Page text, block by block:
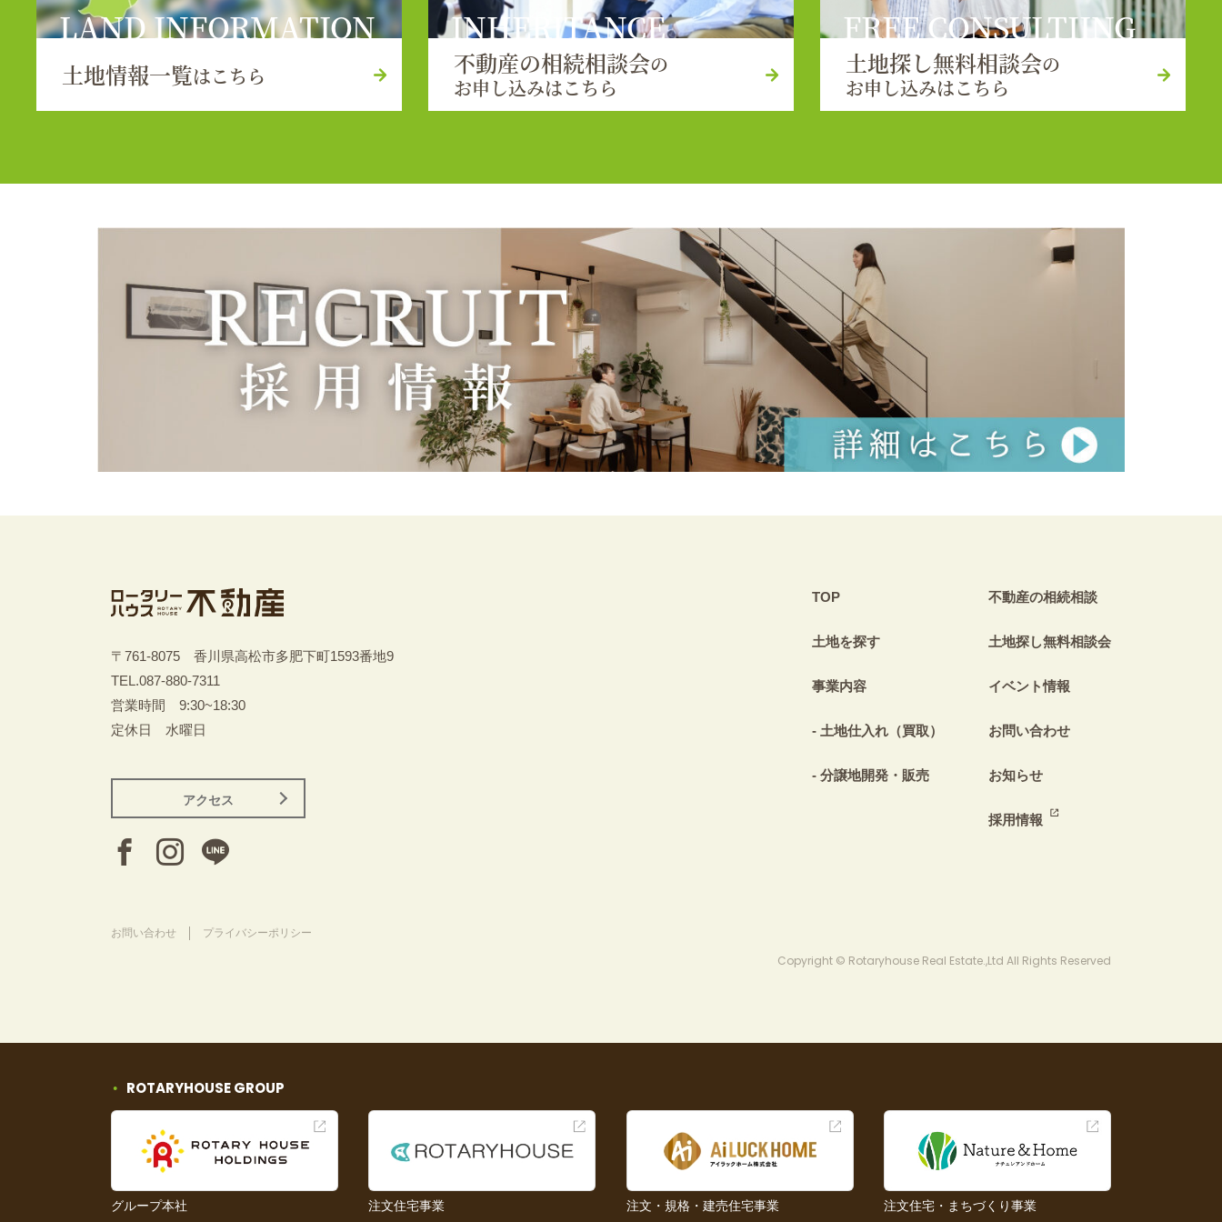
LAND INFORMATION
土地情報一覧はこちら
INHERITANCE
不動産の相続相談会の
お申し込みはこちら
FREE CONSULTIING
土地探し無料相談会の
お申し込みはこちら
TOP
土地を探す
事業内容
土地仕入れ（買取）
分譲地開発・販売
不動産の相続相談
土地探し無料相談会
イベント情報
お問い合わせ
お知らせ
採用情報
〒761-8075 香川県高松市多肥下町1593番地9
TEL.087-880-7311
営業時間 9:30~18:30
定休日 水曜日
アクセス
お問い合わせ プライバシーポリシー
Copyright © Rotaryhouse Real Estate.,Ltd All Rights Reserved
ROTARYHOUSE GROUP
グループ本社 注文住宅事業 注文・規格・建売住宅事業 注文住宅・まちづくり事業